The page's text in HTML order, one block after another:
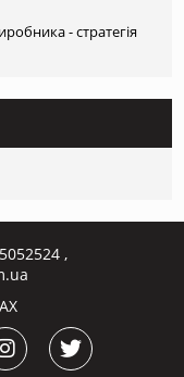
- стратегія
,